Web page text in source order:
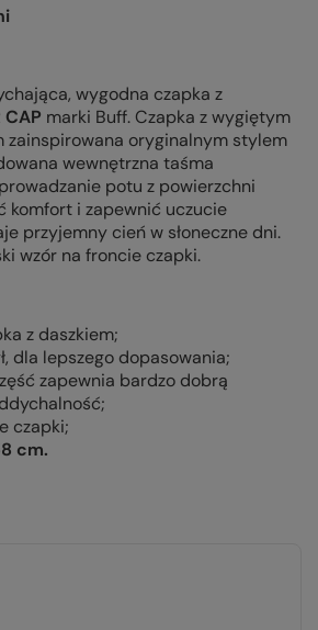
wygodna czapka z
CAP marki Buff. Czapka z wygiętym
zainspirowana oryginalnym stylem
wewnętrzna taśma
potu z powierzchni
komfort i zapewnić uczucie
przyjemny cień w słoneczne dni.
wzór na froncie czapki.
z daszkiem;
dla lepszego dopasowania;
zapewnia bardzo dobrą
czapki;
cm.